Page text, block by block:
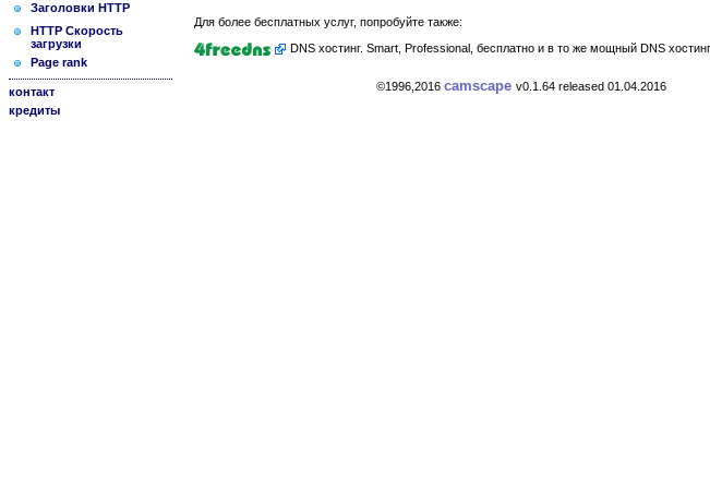
Заголовки HTTP
HTTP Скорость
загрузки
Page rank
контакт
кредиты
Для более бесплатных услуг, попробуйте также:
DNS хостинг. Smart, Professional, бесплатно и в то же мощный DNS хостинг
©1996,2016 camscape v0.1.64 released 01.04.2016